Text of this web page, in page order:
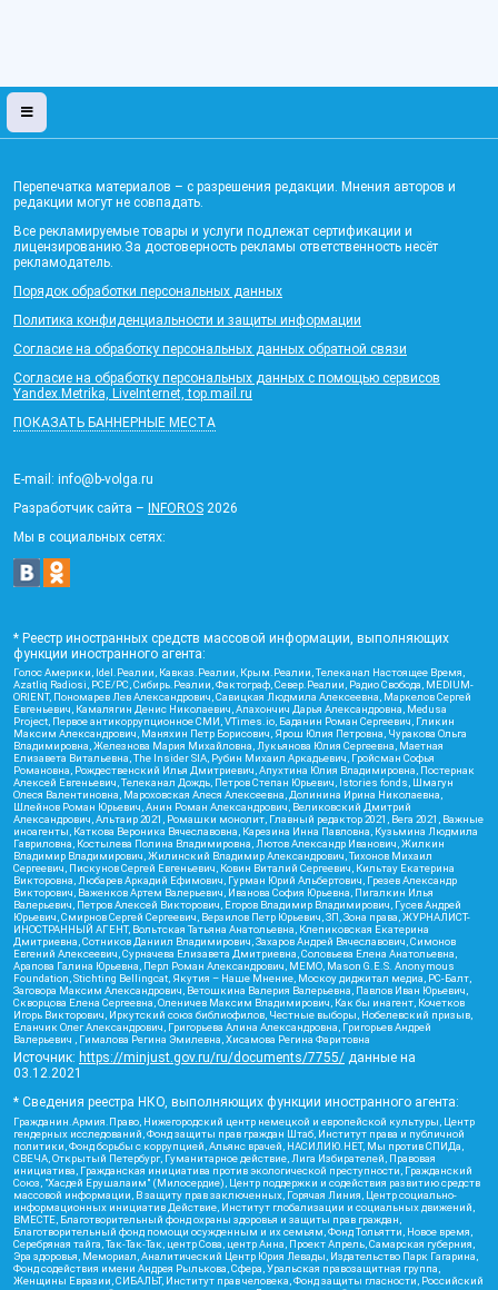
Перепечатка материалов – с разрешения редакции. Мнения авторов и
редакции могут не совпадать.
Все рекламируемые товары и услуги подлежат сертификации и
лицензированию.За достоверность рекламы ответственность несёт
рекламодатель.
Порядок обработки персональных данных
Политика конфиденциальности и защиты информации
Согласие на обработку персональных данных обратной связи
Согласие на обработку персональных данных с помощью сервисов
Yandex.Metrika, LiveInternet, top.mail.ru
ПОКАЗАТЬ БАННЕРНЫЕ МЕСТА
E-mail: info@b-volga.ru
Разработчик сайта – INFOROS 2026
Мы в социальных сетях:
* Реестр иностранных средств массовой информации, выполняющих
функции иностранного агента:
Голос Америки, Idel.Реалии, Кавказ.Реалии, Крым.Реалии, Телеканал Настоящее Время,
Azatliq Radiosi, PCE/PC, Сибирь.Реалии, Фактограф, Север.Реалии, Радио Свобода, MEDIUM-
ORIENT, Пономарев Лев Александрович, Савицкая Людмила Алексеевна, Маркелов Сергей
Евгеньевич, Камалягин Денис Николаевич, Апахончич Дарья Александровна, Medusa
Project, Первое антикоррупционное СМИ, VTimes.io, Баданин Роман Сергеевич, Гликин
Максим Александрович, Маняхин Петр Борисович, Ярош Юлия Петровна, Чуракова Ольга
Владимировна, Железнова Мария Михайловна, Лукьянова Юлия Сергеевна, Маетная
Елизавета Витальевна, The Insider SIA, Рубин Михаил Аркадьевич, Гройсман Софья
Романовна, Рождественский Илья Дмитриевич, Апухтина Юлия Владимировна, Постернак
Алексей Евгеньевич, Телеканал Дождь, Петров Степан Юрьевич, Istories fonds, Шмагун
Олеся Валентиновна, Мароховская Алеся Алексеевна, Долинина Ирина Николаевна,
Шлейнов Роман Юрьевич, Анин Роман Александрович, Великовский Дмитрий
Александрович, Альтаир 2021, Ромашки монолит, Главный редактор 2021, Вега 2021, Важные
иноагенты, Каткова Вероника Вячеславовна, Карезина Инна Павловна, Кузьмина Людмила
Гавриловна, Костылева Полина Владимировна, Лютов Александр Иванович, Жилкин
Владимир Владимирович, Жилинский Владимир Александрович, Тихонов Михаил
Сергеевич, Пискунов Сергей Евгеньевич, Ковин Виталий Сергеевич, Кильтау Екатерина
Викторовна, Любарев Аркадий Ефимович, Гурман Юрий Альбертович, Грезев Александр
Викторович, Важенков Артем Валерьевич, Иванова София Юрьевна, Пигалкин Илья
Валерьевич, Петров Алексей Викторович, Егоров Владимир Владимирович, Гусев Андрей
Юрьевич, Смирнов Сергей Сергеевич, Верзилов Петр Юрьевич, ЗП, Зона права, ЖУРНАЛИСТ-
ИНОСТРАННЫЙ АГЕНТ, Вольтская Татьяна Анатольевна, Клепиковская Екатерина
Дмитриевна, Сотников Даниил Владимирович, Захаров Андрей Вячеславович, Симонов
Евгений Алексеевич, Сурначева Елизавета Дмитриевна, Соловьева Елена Анатольевна,
Арапова Галина Юрьевна, Перл Роман Александрович, МЕМО, Mason G.E.S. Anonymous
Foundation, Stichting Bellingcat, Якутия – Наше Мнение, Москоу диджитал медиа, РС-Балт,
Заговора Максим Александрович, Ветошкина Валерия Валерьевна, Павлов Иван Юрьевич,
Скворцова Елена Сергеевна, Оленичев Максим Владимирович, Как бы инагент, Кочетков
Игорь Викторович, Иркутский союз библиофилов, Честные выборы, Нобелевский призыв,
Еланчик Олег Александрович, Григорьева Алина Александровна, Григорьев Андрей
Валерьевич , Гималова Регина Эмилевна, Хисамова Регина Фаритовна
Источник: https://minjust.gov.ru/ru/documents/7755/ данные на
03.12.2021
* Сведения реестра НКО, выполняющих функции иностранного агента:
Гражданин.Армия.Право, Нижегородский центр немецкой и европейской культуры, Центр
гендерных исследований, Фонд защиты прав граждан Штаб, Институт права и публичной
политики, Фонд борьбы с коррупцией, Альянс врачей, НАСИЛИЮ.НЕТ, Мы против СПИДа,
СВЕЧА, Открытый Петербург, Гуманитарное действие, Лига Избирателей, Правовая
инициатива, Гражданская инициатива против экологической преступности, Гражданский
Союз, "Хасдей Ерушалаим" (Милосердие), Центр поддержки и содействия развитию средств
массовой информации, В защиту прав заключенных, Горячая Линия, Центр социально-
информационных инициатив Действие, Институт глобализации и социальных движений,
ВМЕСТЕ, Благотворительный фонд охраны здоровья и защиты прав граждан,
Благотворительный фонд помощи осужденным и их семьям, Фонд Тольятти, Новое время,
Серебряная тайга, Так-Так-Так, центр Сова, центр Анна, Проект Апрель, Самарская губерния,
Эра здоровья, Мемориал, Аналитический Центр Юрия Левады, Издательство Парк Гагарина,
Фонд содействия имени Андрея Рылькова, Сфера, Уральская правозащитная группа,
Женщины Евразии, СИБАЛЬТ, Институт прав человека, Фонд защиты гласности, Российский